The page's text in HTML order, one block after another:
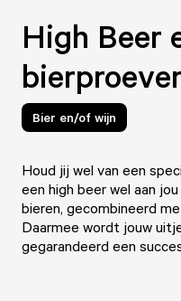
High Beer
Bier en/of wijn
Houd jij wel van een
een high beer wel aan
bieren, gecombineerd
Daarmee wordt jouw
gegarandeerd een